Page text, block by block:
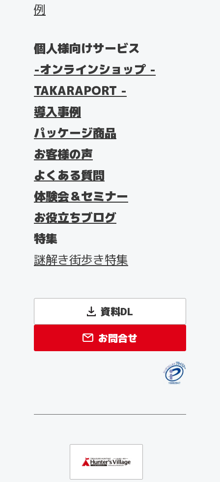
例
個人様向けサービス
オンラインショップ -
TAKARAPORT -
導入事例
パッケージ商品
お客様の声
よくある質問
体験会＆セミナー
お役立ちブログ
特集
謎解き街歩き特集
資料DL
お問合せ